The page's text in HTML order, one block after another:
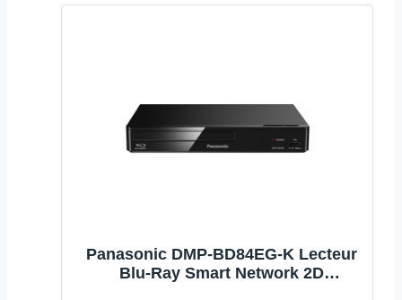
Panasonic DMP-BD84EG-K Lecteur
Blu-Ray Smart Network 2D